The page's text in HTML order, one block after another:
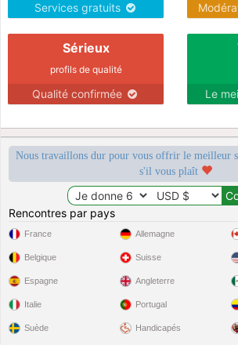
Services gratuits
Sérieux
profils de qualité
Qualité confirmée Le
Nous travaillons dur pour vous offrir le meilleur
s'il vous plaît
Rencontres par pays
France
Belgique
Espagne
Italie
Suède
Allemagne
Suisse
Angleterre
Portugal
Handicapés